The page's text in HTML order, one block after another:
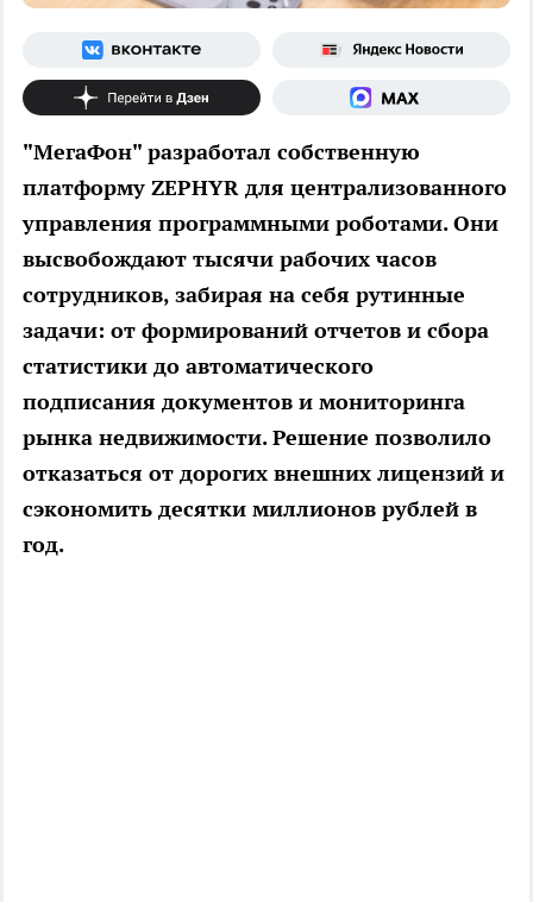
"МегаФон" разработал собственную
платформу ZEPHYR для централизованного
управления программными роботами. Они
высвобождают тысячи рабочих часов
сотрудников, забирая на себя рутинные
задачи: от формирований отчетов и сбора
статистики до автоматического
подписания документов и мониторинга
рынка недвижимости. Решение позволило
отказаться от дорогих внешних лицензий и
сэкономить десятки миллионов рублей в
год.